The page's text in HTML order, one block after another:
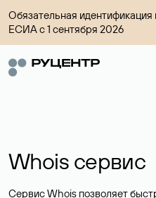
Обязательная идентификация
ЕСИА с 1 сентября 2026
Whois сервис
Сервис Whois позволяет